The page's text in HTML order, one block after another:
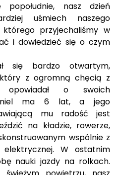
popołudnie, nasz dzień
uśmiech naszego
przyjechaliśmy w
i dowiedzieć się o czym
się bardzo otwartym,
z ogromną chęcią z
o swoich
ma 6 lat, a jego
mu radość jest
na kładzie, rowerze,
wspólnie z
W ostatnim
nauki jazdy na rolkach.